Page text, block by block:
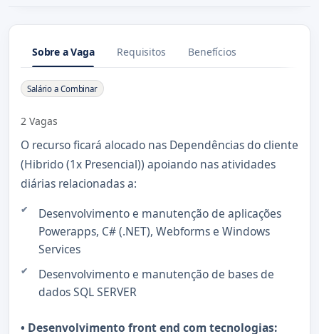
Sobre a Vaga Requisitos Benefícios
Sobre a Vaga
Salário a Combinar
2 Vagas
O recurso ficará alocado nas Dependências do cliente
(Hibrido (1x Presencial)) apoiando nas atividades
diárias relacionadas a:
Desenvolvimento e manutenção de aplicações
Powerapps, C# (.NET), Webforms e Windows
Services
Desenvolvimento e manutenção de bases de
dados SQL SERVER
• Desenvolvimento front end com tecnologias: